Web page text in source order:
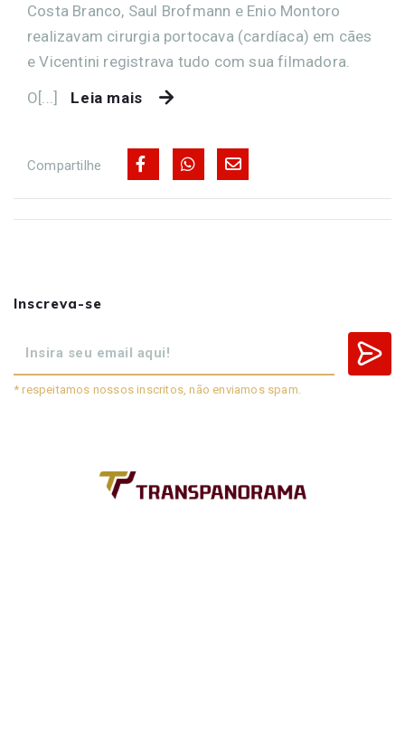
Costa Branco, Saul Brofmann e Enio Montoro
realizavam cirurgia portocava (cardíaca) em cães
e Vicentini registrava tudo com sua filmadora.
O[...]
Leia mais
Compartilhe
Inscreva-se
* respeitamos nossos inscritos, não enviamos spam.